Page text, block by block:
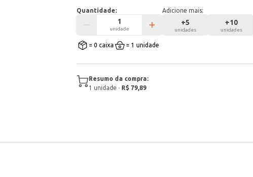
Quantidade:
unidade
Adicione mais:
+5
unidades
+10
unidades
= 0 caixa = 1 unidade
Resumo da compra:
1 unidade · R$ 79,89